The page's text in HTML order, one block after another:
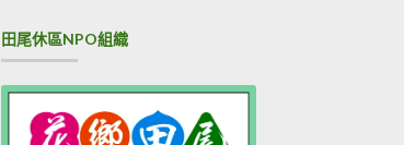
田尾休區NPO組織